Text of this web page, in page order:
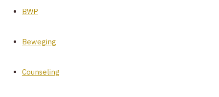
BWP
Beweging
Counseling